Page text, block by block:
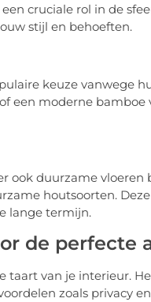
cruciale rol in de
stijl en behoeften.
keuze vanwege
een moderne
ook duurzame vloeren
houtsoorten.
lange termijn.
de perfecte
taart van je interieur.
zoals privacy